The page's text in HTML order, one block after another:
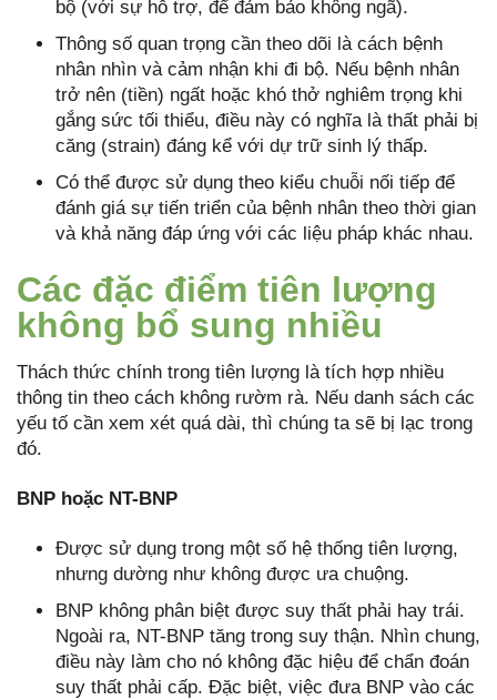
bộ (với sự hỗ trợ, để đảm bảo không ngã).
Thông số quan trọng cần theo dõi là cách bệnh
nhân nhìn và cảm nhận khi đi bộ. Nếu bệnh nhân
trở nên (tiền) ngất hoặc khó thở nghiêm trọng khi
gắng sức tối thiểu, điều này có nghĩa là thất phải bị
căng (strain) đáng kể với dự trữ sinh lý thấp.
Có thể được sử dụng theo kiểu chuỗi nối tiếp để
đánh giá sự tiến triển của bệnh nhân theo thời gian
và khả năng đáp ứng với các liệu pháp khác nhau.
Các đặc điểm tiên lượng
không bổ sung nhiều
Thách thức chính trong tiên lượng là tích hợp nhiều
thông tin theo cách không rườm rà. Nếu danh sách các
yếu tố cần xem xét quá dài, thì chúng ta sẽ bị lạc trong
đó.
BNP hoặc NT-BNP
Được sử dụng trong một số hệ thống tiên lượng,
nhưng dường như không được ưa chuộng.
BNP không phân biệt được suy thất phải hay trái.
Ngoài ra, NT-BNP tăng trong suy thận. Nhìn chung,
điều này làm cho nó không đặc hiệu để chẩn đoán
suy thất phải cấp. Đặc biệt, việc đưa BNP vào các